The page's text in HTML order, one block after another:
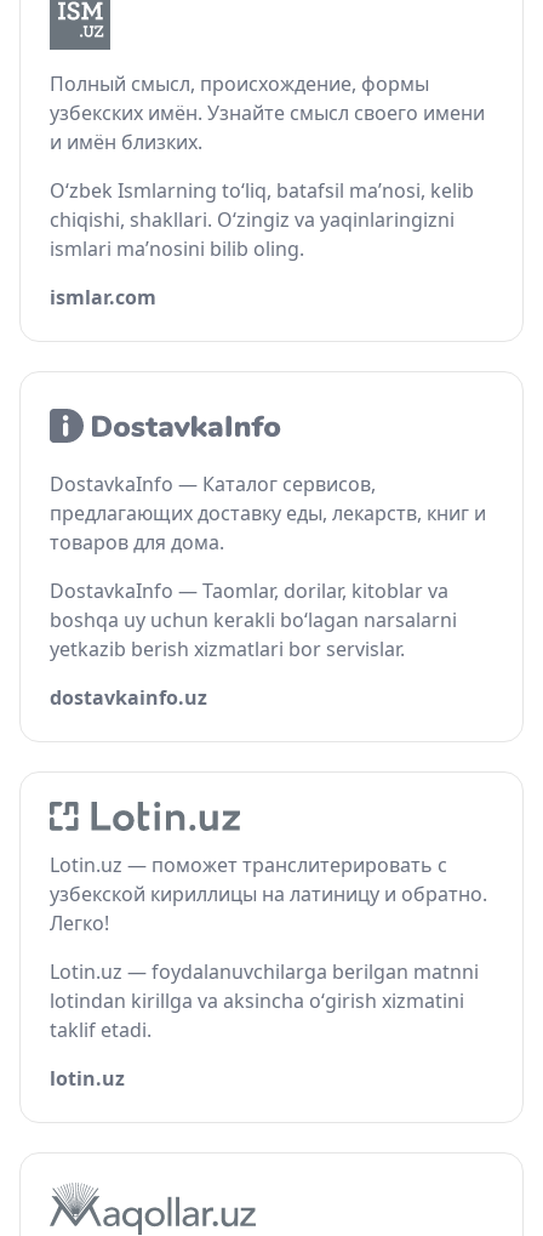
Полный смысл, происхождение, формы
узбекских имён. Узнайте смысл своего имени
и имён близких.
O‘zbek Ismlarning to‘liq, batafsil ma’nosi, kelib
chiqishi, shakllari. O‘zingiz va yaqinlaringizni
ismlari ma’nosini bilib oling.
ismlar.com
DostavkaInfo — Каталог сервисов,
предлагающих доставку еды, лекарств, книг и
товаров для дома.
DostavkaInfo — Taomlar, dorilar, kitoblar va
boshqa uy uchun kerakli bo‘lagan narsalarni
yetkazib berish xizmatlari bor servislar.
dostavkainfo.uz
Lotin.uz — поможет транслитерировать с
узбекской кириллицы на латиницу и обратно.
Легко!
Lotin.uz — foydalanuvchilarga berilgan matnni
lotindan kirillga va aksincha o‘girish xizmatini
taklif etadi.
lotin.uz